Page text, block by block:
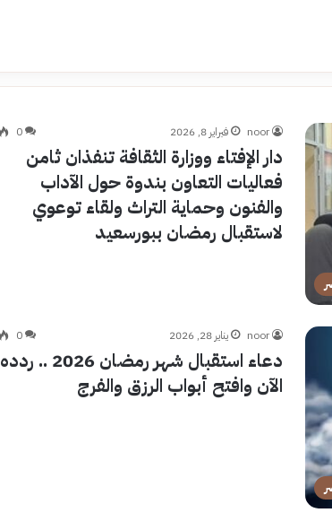
noor فبراير 8, 2026 0
دار الإفتاء ووزارة الثقافة تنفذان ثامن
فعاليات التعاون بندوة حول الآداب
والفنون وحماية التراث ولقاء توعوي
لاستقبال رمضان ببورسعيد
noor يناير 28, 2026 0
دعاء استقبال شهر رمضان 2026 .. ردده
الآن وافتح أبواب الرزق والفرج